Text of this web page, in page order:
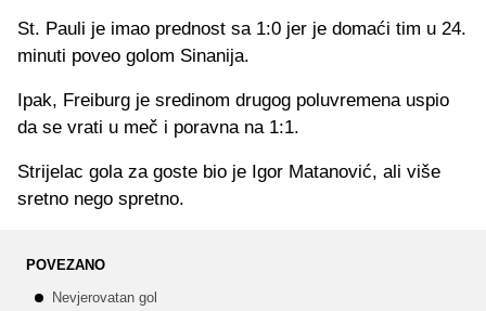
St. Pauli je imao prednost sa 1:0 jer je domaći tim u 24.
minuti poveo golom Sinanija.
Ipak, Freiburg je sredinom drugog poluvremena uspio
da se vrati u meč i poravna na 1:1.
Strijelac gola za goste bio je Igor Matanović, ali više
sretno nego spretno.
POVEZANO
Nevjerovatan gol